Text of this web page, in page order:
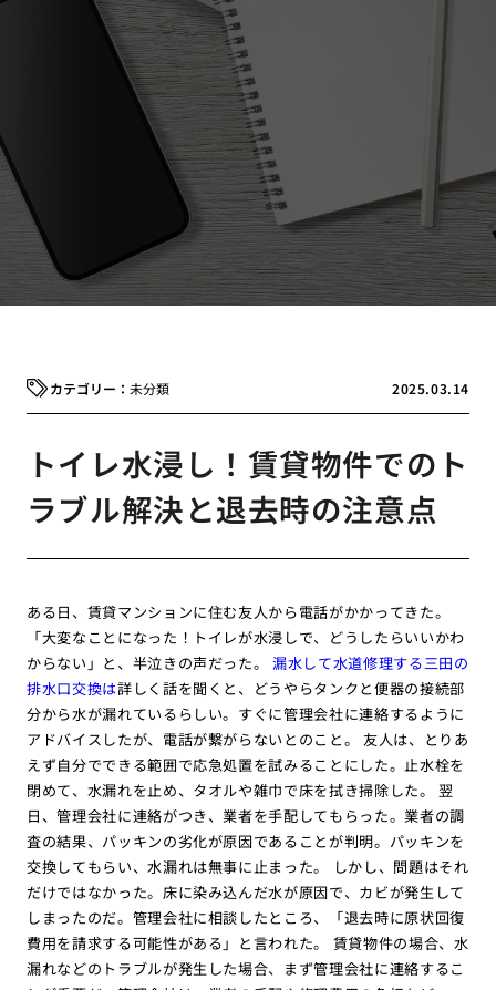
2025.03.14
未分類
トイレ水浸し！賃貸物件でのト
ラブル解決と退去時の注意点
ある日、賃貸マンションに住む友人から電話がかかってきた。
「大変なことになった！トイレが水浸しで、どうしたらいいかわ
からない」と、半泣きの声だった。漏水して水道修理する三田の
排水口交換は詳しく話を聞くと、どうやらタンクと便器の接続部
分から水が漏れているらしい。すぐに管理会社に連絡するように
アドバイスしたが、電話が繋がらないとのこと。 友人は、とりあ
えず自分でできる範囲で応急処置を試みることにした。止水栓を
閉めて、水漏れを止め、タオルや雑巾で床を拭き掃除した。 翌
日、管理会社に連絡がつき、業者を手配してもらった。業者の調
査の結果、パッキンの劣化が原因であることが判明。パッキンを
交換してもらい、水漏れは無事に止まった。 しかし、問題はそれ
だけではなかった。床に染み込んだ水が原因で、カビが発生して
しまったのだ。管理会社に相談したところ、「退去時に原状回復
費用を請求する可能性がある」と言われた。 賃貸物件の場合、水
漏れなどのトラブルが発生した場合、まず管理会社に連絡するこ